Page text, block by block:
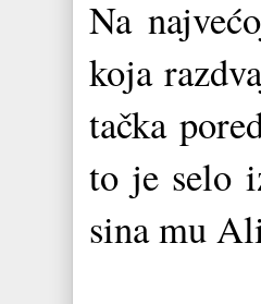
Na
koja
tačka
to je selo
sina mu